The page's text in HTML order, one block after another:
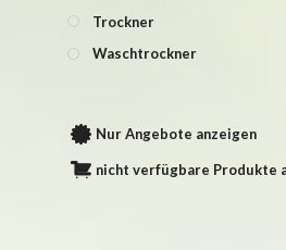
Trockner
Waschtrockner
Nur Angebote anzeigen
nicht verfügbare Produkte